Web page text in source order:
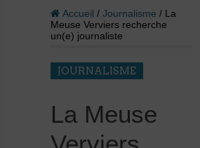
Accueil / Journalisme / La
Meuse Verviers recherche
un(e) journaliste
JOURNALISME
La Meuse